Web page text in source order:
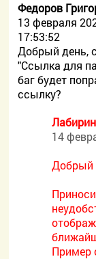
Федоров
13 февраля
17:53:52
Добрый день,
"Ссылка для
баг будет
ссылку?
14
Добрый
Пример